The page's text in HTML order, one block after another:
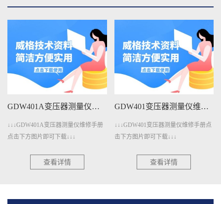
GDW401A变压器测量仪维修手册下载
↓↓↓GDW401A变压器测量仪维修手册
点击下方图片即可下载↓↓↓
查看详情
GDW401变压器测量仪维修手册下载
↓↓↓GDW401变压器测量仪维修手册点
击下方图片即可下载↓↓↓
查看详情